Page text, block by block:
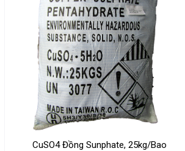
CuSO4 Đồng Sunphate, 25kg/Bao